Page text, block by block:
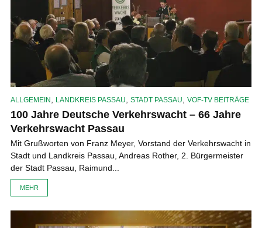
ALLGEMEIN LANDKREIS PASSAU STADT PASSAU VOF-TV BEITRÄGE
100 Jahre Deutsche Verkehrswacht – 66 Jahre
Verkehrswacht Passau
Mit Grußworten von Franz Meyer, Vorstand der Verkehrswacht in
Stadt und Landkreis Passau, Andreas Rother, 2. Bürgermeister
der Stadt Passau, Raimund...
MEHR